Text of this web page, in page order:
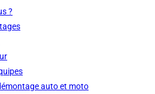
?
auto et moto